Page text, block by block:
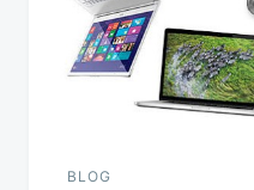
BLOG